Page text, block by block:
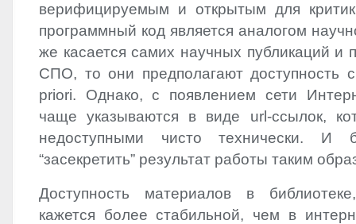
верифицируемым и открытым для
программный код является аналогом
же касается самих научных публикаций и
СПО, то они предполагают доступность
priori. Однако, с появлением сети
чаще указываются в виде url-ссылок,
недоступными чисто технически.
“засекретить” результат работы таким
Доступность материалов в
кажется более стабильной, чем в